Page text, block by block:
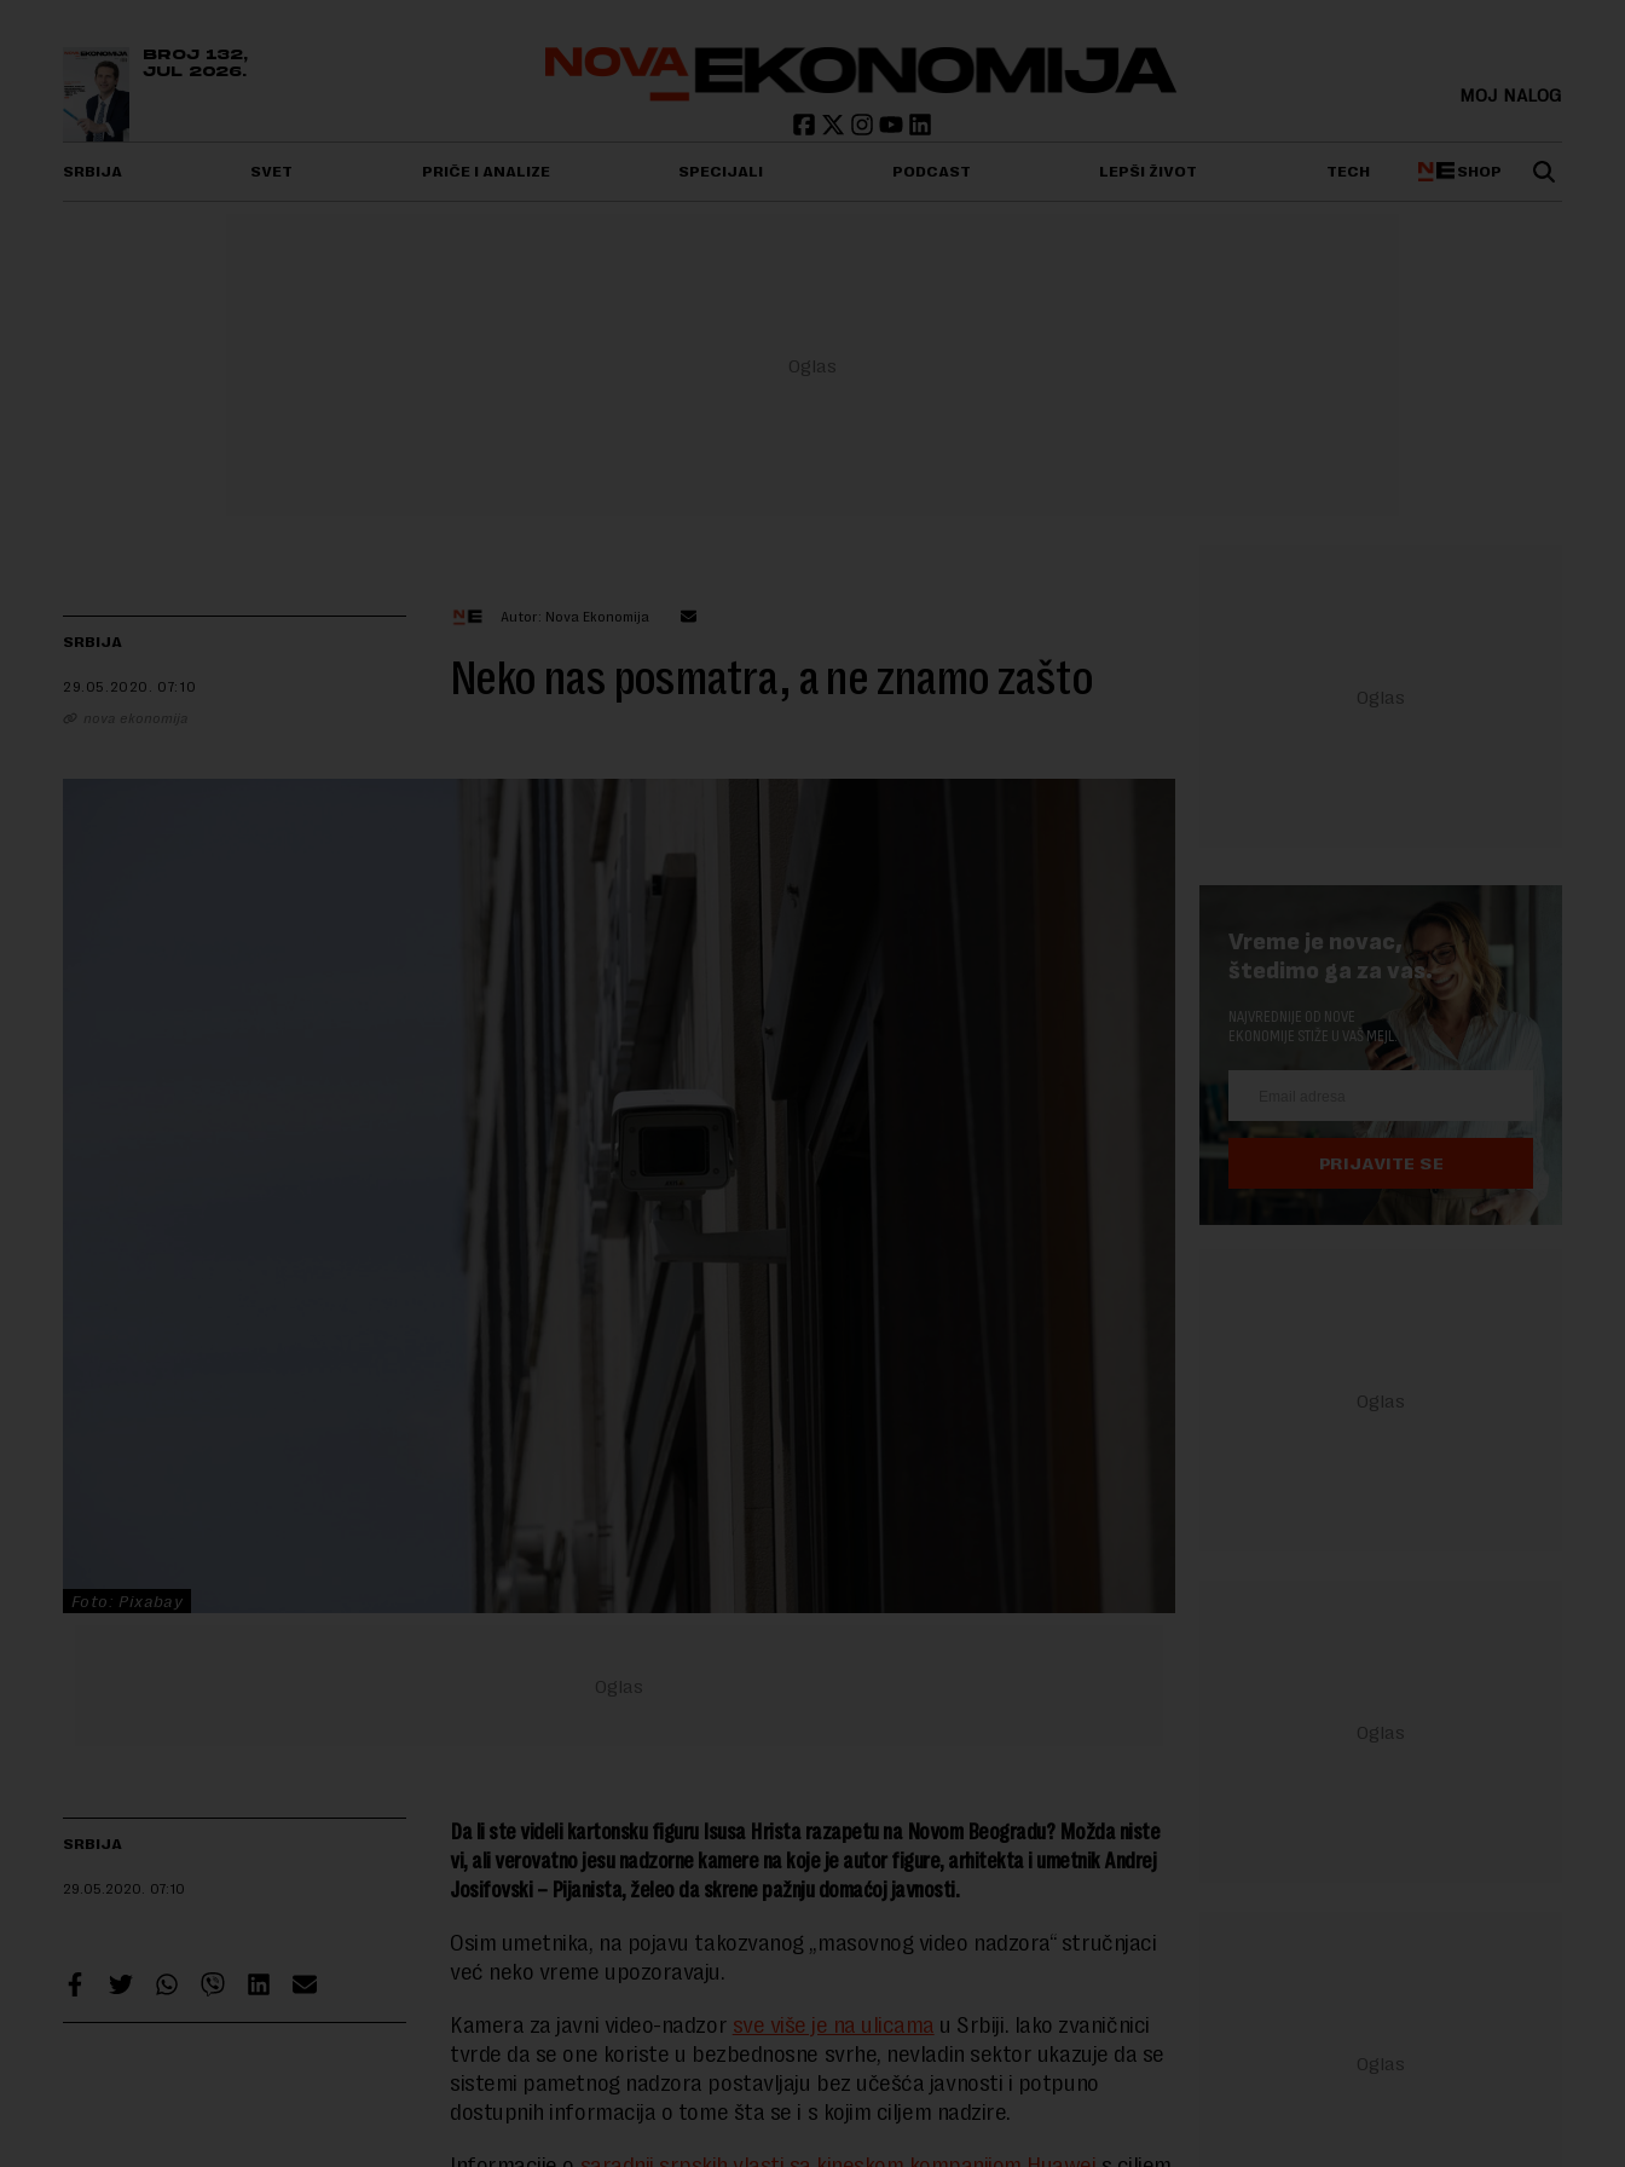
BROJ 132,
JUL 2026.
MOJ NALOG
SRBIJA SVET PRIČE I ANALIZE SPECIJALI PODCAST LEPŠI ŽIVOT TECH SHOP
SRBIJA
29.05.2020. 07:10
nova ekonomija
Autor: Nova Ekonomija
Neko nas posmatra, a ne znamo zašto
Foto: Pixabay
SRBIJA
29.05.2020. 07:10
Da li ste videli kartonsku figuru Isusa Hrista razapetu na Novom Beogradu? Možda niste
vi, ali verovatno jesu nadzorne kamere na koje je autor figure, arhitekta i umetnik Andrej
Josifovski – Pijanista, želeo da skrene pažnju domaćoj javnosti.
Osim umetnika, na pojavu takozvanog „masovnog video nadzora“ stručnjaci
već neko vreme upozoravaju.
Kamera za javni video-nadzor sve više je na ulicama u Srbiji. Iako zvaničnici
tvrde da se one koriste u bezbednosne svrhe, nevladin sektor ukazuje da se
sistemi pametnog nadzora postavljaju bez učešća javnosti i potpuno
dostupnih informacija o tome šta se i s kojim ciljem nadzire.
Vreme je novac,
štedimo ga za vas.
NAJVREDNIJE OD NOVE
EKONOMIJE STIŽE U VAŠ MEJL.
PRIJAVITE SE